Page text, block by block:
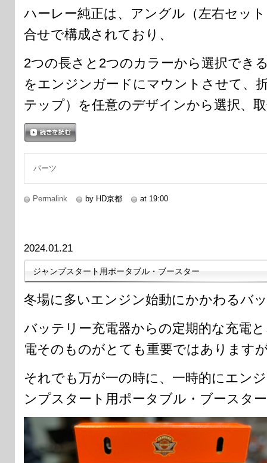
ハーレー純正は、アングル（左右セッ
合せで構成されており、
2つの長さと2つのカラーから選択でき
をエンジンガードにマウントさせて、
テップ）を任意のデザインから選択、
パーツ
Permalink by HD京都 at 19:00
2024.01.21
ジャンプスタート用ポータブル・ブースター
冬場に多いエンジン始動にかかわるバ
バッテリー充電器からの定期的な充電
電そのものがとても重要ではあります
それでも万が一の時に、一時的にエン
ンプスタート用ポータブル・ブースタ